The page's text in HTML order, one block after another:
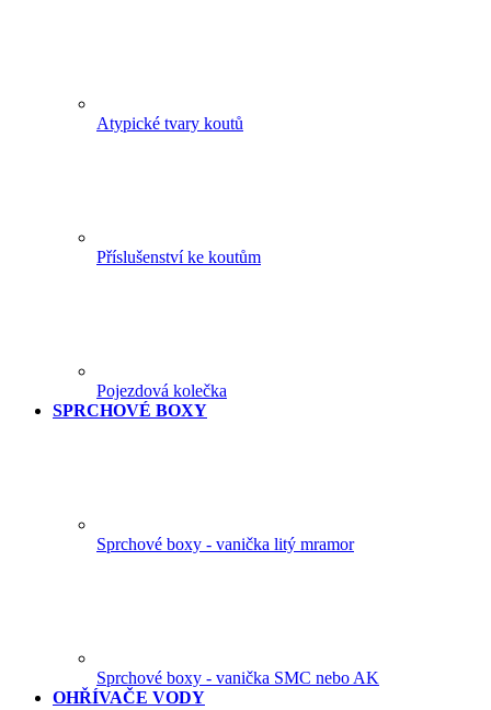
Atypické tvary koutů
Příslušenství ke koutům
Pojezdová kolečka
SPRCHOVÉ BOXY
Sprchové boxy - vanička litý mramor
Sprchové boxy - vanička SMC nebo AK
OHŘÍVAČE VODY